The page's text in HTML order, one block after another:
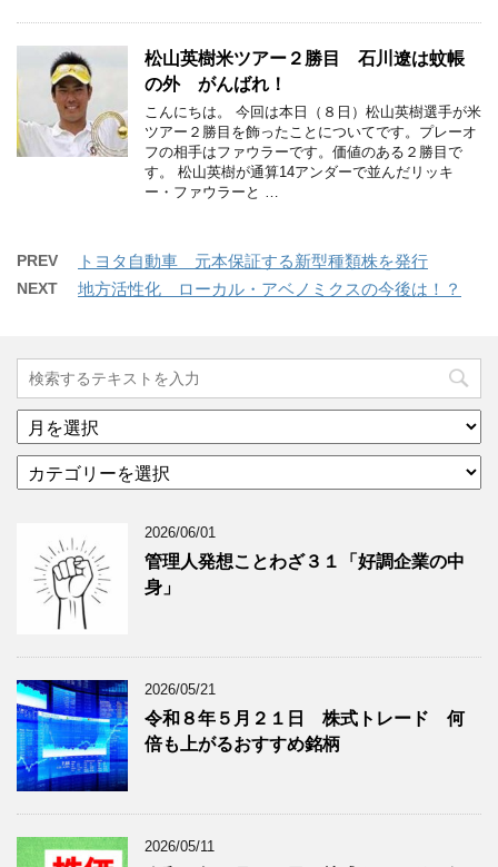
松山英樹米ツアー２勝目 石川遼は蚊帳
の外 がんばれ！
こんにちは。 今回は本日（８日）松山英樹選手が米
ツアー２勝目を飾ったことについてです。プレーオ
フの相手はファウラーです。価値のある２勝目で
す。 松山英樹が通算14アンダーで並んだリッキ
ー・ファウラーと …
PREV トヨタ自動車 元本保証する新型種類株を発行
NEXT 地方活性化 ローカル・アベノミクスの今後は！？
ア
ー
イ
グ
記
事
を
表
示
テ
ー
グ
記
事
を
表
示
2026/06/01
管理人発想ことわざ３１「好調企業の中
身」
2026/05/21
令和８年５月２１日 株式トレード 何
倍も上がるおすすめ銘柄
2026/05/11